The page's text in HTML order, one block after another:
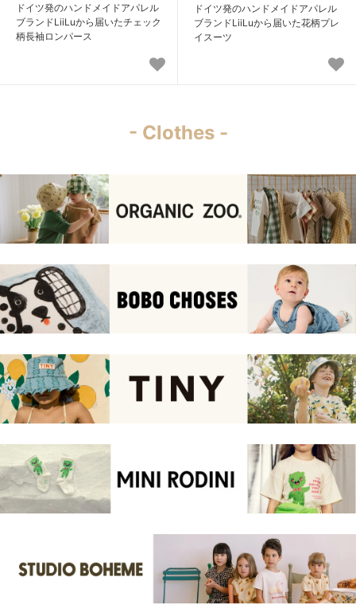
ドイツ発のハンドメイドアパレル
ブランドLiiLuから届いたチェック
柄長袖ロンパース
ドイツ発のハンドメイドアパレル
ブランドLiiLuから届いた花柄プレ
イスーツ
- Clothes -